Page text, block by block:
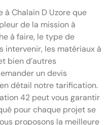
Chalain D Uzore que
de la mission à
à faire, le type de
intervenir, les matériaux à
bien d’autres
un devis
détail notre tarification.
42 peut vous garantir
pour chaque projet se
proposons la meilleure